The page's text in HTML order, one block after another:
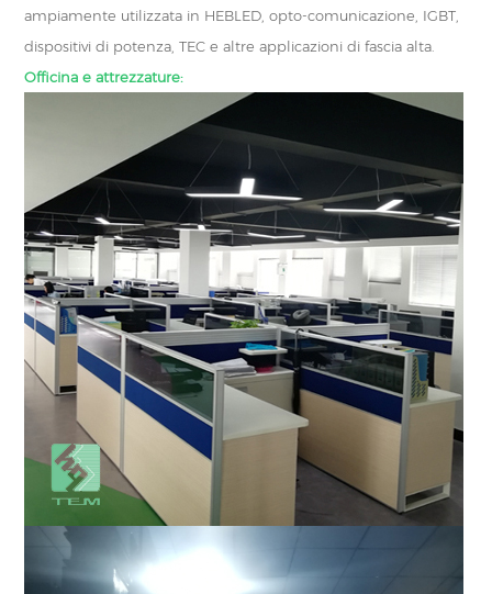
ampiamente utilizzata in HEBLED, opto-comunicazione, IGBT,
dispositivi di potenza, TEC e altre applicazioni di fascia alta.
Officina e attrezzature: